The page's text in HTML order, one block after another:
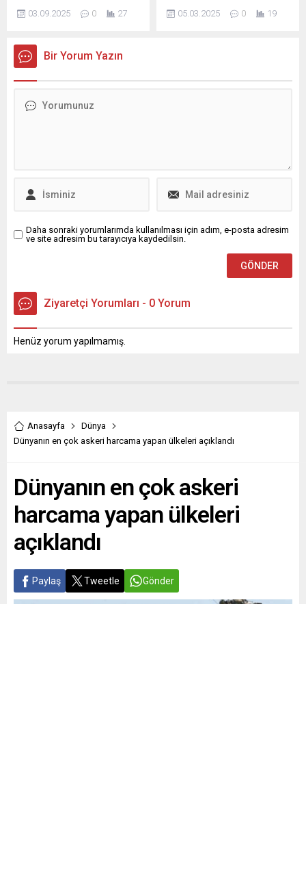
Cumhurbaşkanlığı Aday
paylaşımda, Cumhuriyet
Halk Partisi'ne yönelik
dille eleştirdi. "BİR ...
03.09.2025 0 27
açıkladı. Yetkiler üst yönetim
05.03.2025 0 19
Bir Yorum Yazın
Daha sonraki yorumlarımda kullanılması için adım, e-posta adresim
ve site adresim bu tarayıcıya kaydedilsin.
Ziyaretçi Yorumları - 0 Yorum
Henüz yorum yapılmamış.
Anasayfa
Dünya
Dünyanın en çok askeri harcama yapan ülkeleri açıklandı
Dünyanın en çok askeri
harcama yapan ülkeleri
açıklandı
Paylaş Tweetle Gönder